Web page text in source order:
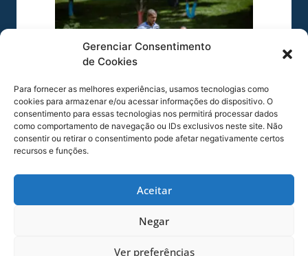
Gerenciar Consentimento
de Cookies
Para fornecer as melhores experiências, usamos tecnologias como
cookies para armazenar e/ou acessar informações do dispositivo. O
consentimento para essas tecnologias nos permitirá processar dados
como comportamento de navegação ou IDs exclusivos neste site. Não
consentir ou retirar o consentimento pode afetar negativamente certos
recursos e funções.
Aceitar
Negar
Ver preferências
Foto: Vivi Marques/ Avaí F.C